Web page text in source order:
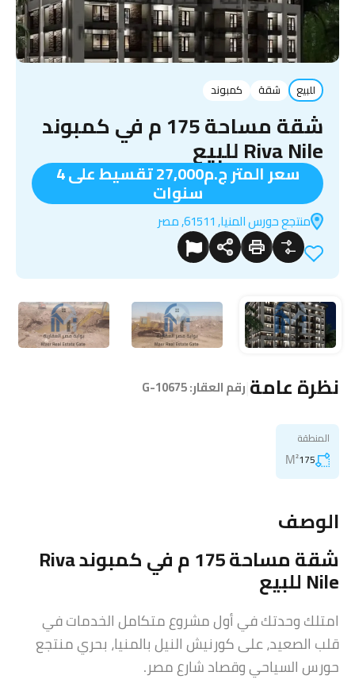
للبيع شقة كمبوند
شقة مساحة 175 م في كمبوند
Riva Nile للبيع
سعر المتر ج.م27,000 تقسيط على 4
سنوات
منتجع حورس المنيا, 61511, مصر
نظرة عامة رقم العقار:G-10675
المنطقة
175
M²
الوصف
شقة
مساحة 175 م في كمبوند Riva
Nile للبيع
امتلك وحدتك في أول مشروع متكامل الخدمات في
قلب الصعيد، على كورنيش النيل بالمنيا، بحري منتجع
حورس السياحي وقصاد شارع مصر.